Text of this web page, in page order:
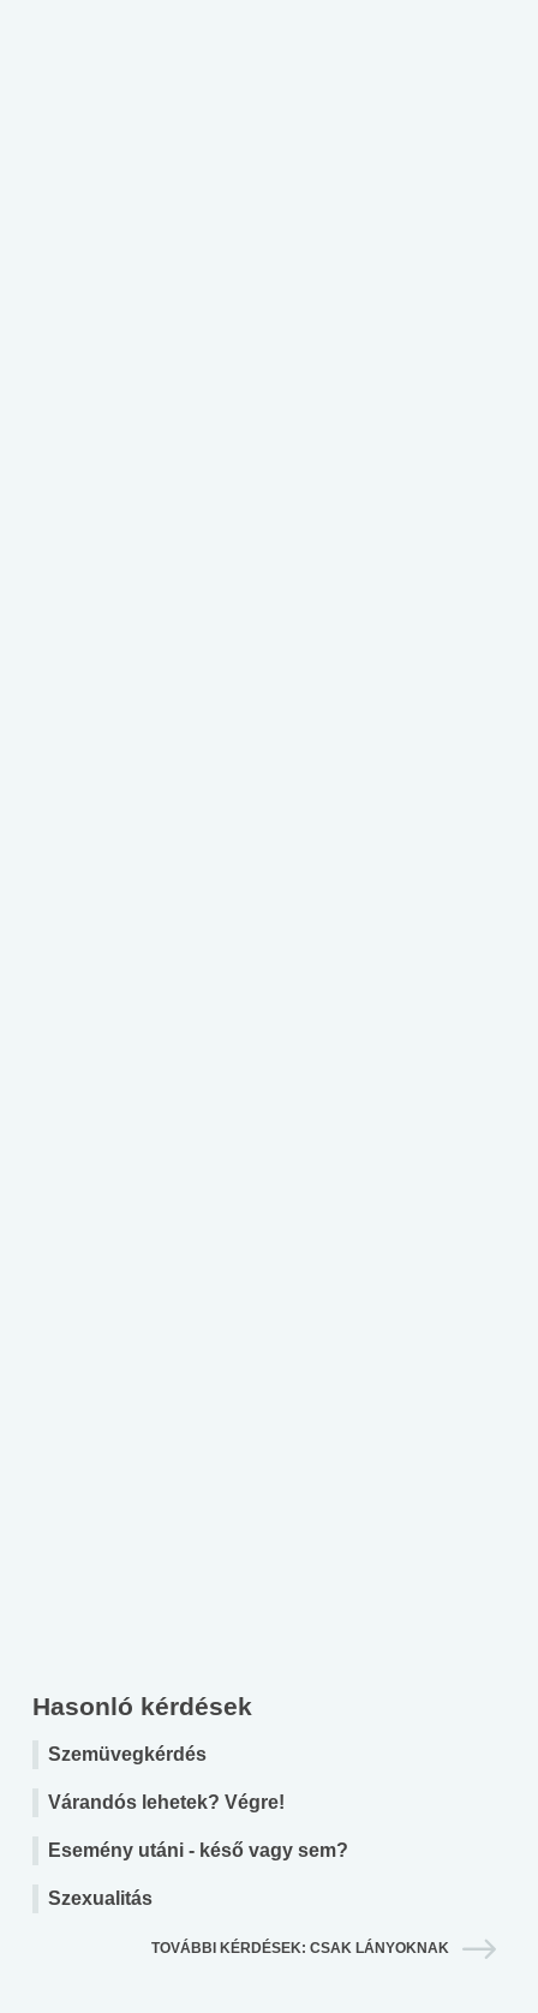
Hasonló kérdések
Szemüvegkérdés
Várandós lehetek? Végre!
Esemény utáni - késő vagy sem?
Szexualitás
TOVÁBBI KÉRDÉSEK: CSAK LÁNYOKNAK